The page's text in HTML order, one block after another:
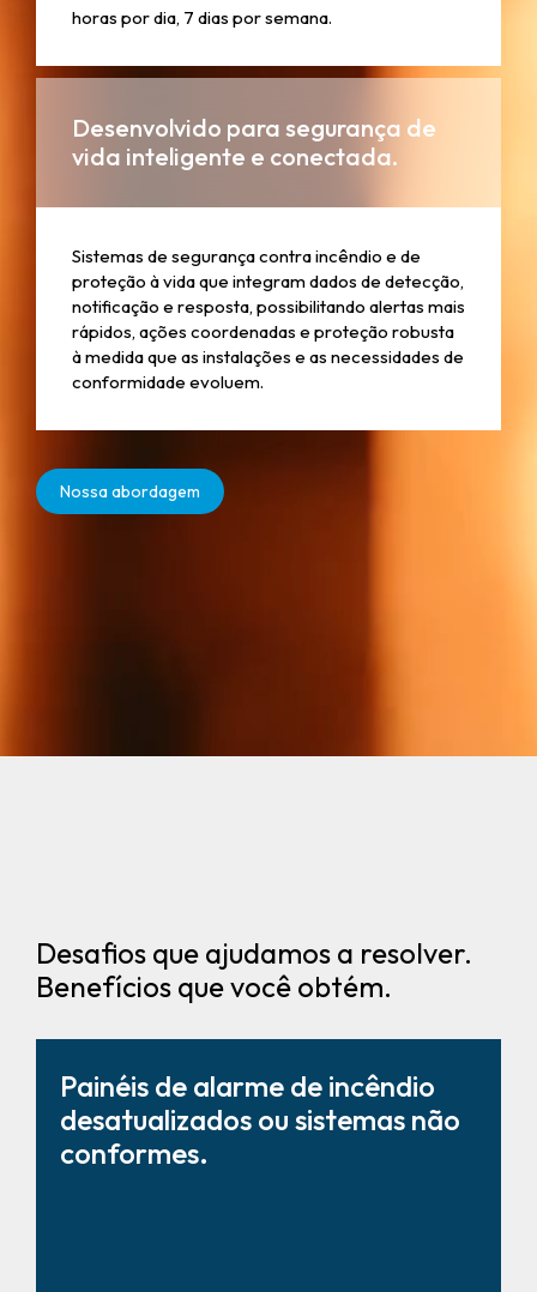
horas por dia, 7 dias por semana.
Desenvolvido para segurança de
vida inteligente e conectada.
Sistemas de segurança contra incêndio e de
proteção à vida que integram dados de detecção,
notificação e resposta, possibilitando alertas mais
rápidos, ações coordenadas e proteção robusta
à medida que as instalações e as necessidades de
conformidade evoluem.
Nossa abordagem
Desafios que ajudamos a resolver.
Benefícios que você obtém.
Painéis de alarme de incêndio
desatualizados ou sistemas não
conformes.